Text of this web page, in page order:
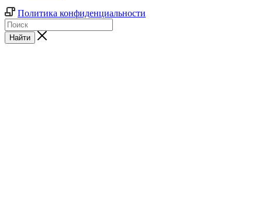
Политика конфиденциальности
Найти